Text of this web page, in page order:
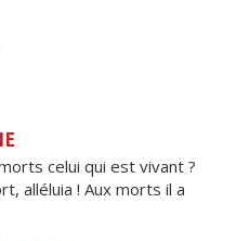
celui qui est vivant ?
alléluia ! Aux morts il a